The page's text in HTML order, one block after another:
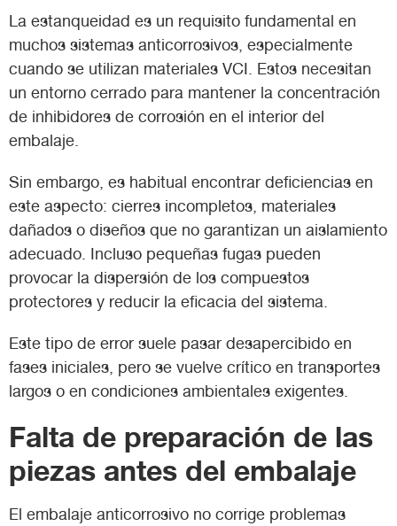
La estanqueidad es un requisito fundamental en
muchos sistemas anticorrosivos, especialmente
cuando se utilizan materiales VCI. Estos necesitan
un entorno cerrado para mantener la concentración
de inhibidores de corrosión en el interior del
embalaje.
Sin embargo, es habitual encontrar deficiencias en
este aspecto: cierres incompletos, materiales
dañados o diseños que no garantizan un aislamiento
adecuado. Incluso pequeñas fugas pueden
provocar la dispersión de los compuestos
protectores y reducir la eficacia del sistema.
Este tipo de error suele pasar desapercibido en
fases iniciales, pero se vuelve crítico en transportes
largos o en condiciones ambientales exigentes.
Falta de preparación de las
piezas antes del embalaje
El embalaje anticorrosivo no corrige problemas